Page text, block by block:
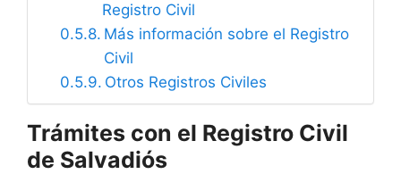
Registro Civil
Más información sobre el Registro
Civil
Otros Registros Civiles
Trámites con el Registro Civil
de Salvadiós